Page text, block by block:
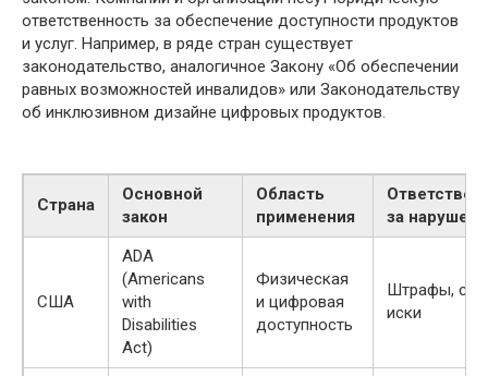
ответственность за обеспечение доступности продуктов
и услуг. Например, в ряде стран существует
законодательство, аналогичное Закону «Об обеспечении
равных возможностей инвалидов» или Законодательству
об инклюзивном дизайне цифровых продуктов.
Страна
Основной
закон
Область
применения
за
США
ADA
(Americans
with
Disabilities
Act)
Физическая
и цифровая
доступность
Штрафы,
иски